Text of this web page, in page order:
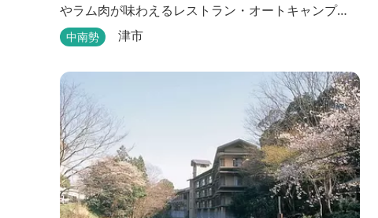
やラム肉が味わえるレストラン・オートキャンプ
場・バーベキュー施設を備え、毎週土曜日には屋外
ています。 また、観光旅行が困難な障がい者や介助
が必要な高齢者の利用に特化した福祉旅館として、
全館バリアフリー、車いす対応の貸切風呂、リフト
付きジャグジーを備えています...
中南勢 津市